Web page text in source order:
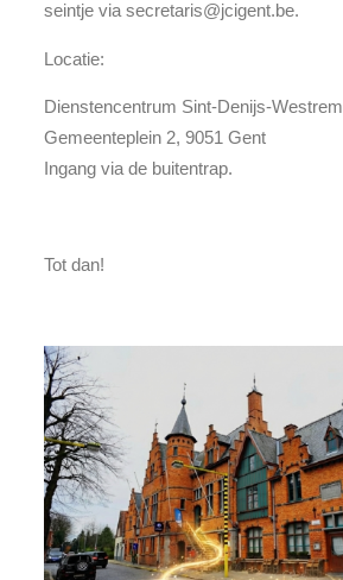
seintje viasecretaris@jcigent.be.
Locatie:
Dienstencentrum Sint-Denijs-Westrem
Gemeenteplein 2, 9051 Gent
Ingang via de buitentrap.
Tot dan!